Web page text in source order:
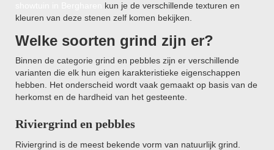
kun je de verschillende texturen en
kleuren van deze stenen zelf komen bekijken.
Welke soorten grind zijn er?
Binnen de categorie grind en pebbles zijn er verschillende
varianten die elk hun eigen karakteristieke eigenschappen
hebben. Het onderscheid wordt vaak gemaakt op basis van de
herkomst en de hardheid van het gesteente.
Riviergrind en pebbles
Riviergrind is de meest bekende vorm van natuurlijk grind.